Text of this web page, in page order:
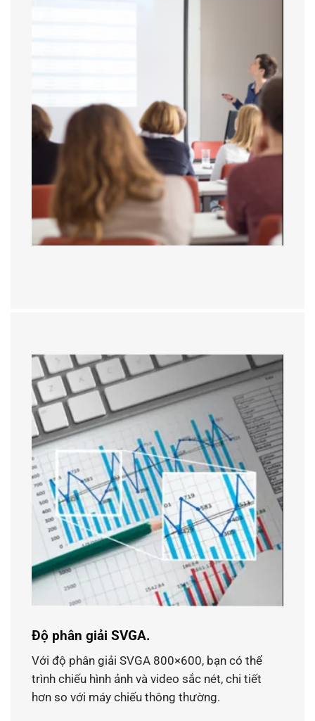
Độ phân giải SVGA.
Với độ phân giải SVGA 800×600, bạn có thể
trình chiếu hình ảnh và video sắc nét, chi tiết
hơn so với máy chiếu thông thường.